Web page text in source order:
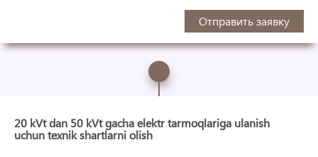
Отправить заявку
20 kVt dan 50 kVt gacha elektr tarmoqlariga ulanish
uchun texnik shartlarni olish